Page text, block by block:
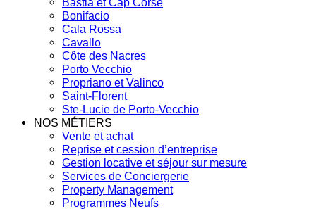
Bastia et Cap Corse
Bonifacio
Cala Rossa
Cavallo
Côte des Nacres
Porto Vecchio
Propriano et Valinco
Saint-Florent
Ste-Lucie de Porto-Vecchio
NOS MÉTIERS
Vente et achat
Reprise et cession d’entreprise
Gestion locative et séjour sur mesure
Services de Conciergerie
Property Management
Programmes Neufs